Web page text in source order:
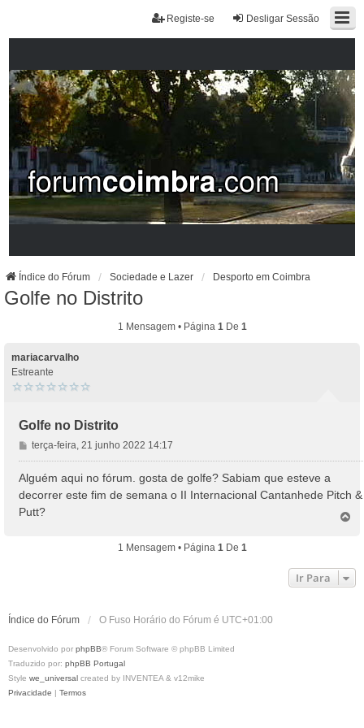
Desligar Sessão
Registe-se
Índice do Fórum Sociedade e Lazer Desporto em Coimbra
Golfe no Distrito
1 Mensagem • Página 1De 1
mariacarvalho
Estreante
Golfe no Distrito
M
e
n
s
a
g
terça-feira, 21 junho 2022 14:17
Alguém aqui no fórum. gosta de golfe? Sabiam que esteve a
decorrer este fim de semana o II Internacional Cantanhede Pitch &
Putt?
1 Mensagem • Página 1 De 1
Ir Para
Índice do Fórum O Fuso Horário do Fórum é UTC+01:00
Desenvolvido por phpBB® Forum Software © phpBB Limited
Traduzido por: phpBB Portugal
Style we_universal created by INVENTEA & v12mike
Privacidade | Termos